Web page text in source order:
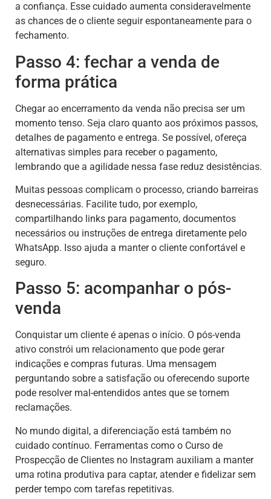
a confiança. Esse cuidado aumenta consideravelmente
as chances de o cliente seguir espontaneamente para o
fechamento.
Passo 4: fechar a venda de
forma prática
Chegar ao encerramento da venda não precisa ser um
momento tenso. Seja claro quanto aos próximos passos,
detalhes de pagamento e entrega. Se possível, ofereça
alternativas simples para receber o pagamento,
lembrando que a agilidade nessa fase reduz desistências.
Muitas pessoas complicam o processo, criando barreiras
desnecessárias. Facilite tudo, por exemplo,
compartilhando links para pagamento, documentos
necessários ou instruções de entrega diretamente pelo
WhatsApp. Isso ajuda a manter o cliente confortável e
seguro.
Passo 5: acompanhar o pós-
venda
Conquistar um cliente é apenas o início. O pós-venda
ativo constrói um relacionamento que pode gerar
indicações e compras futuras. Uma mensagem
perguntando sobre a satisfação ou oferecendo suporte
pode resolver mal-entendidos antes que se tornem
reclamações.
No mundo digital, a diferenciação está também no
cuidado contínuo. Ferramentas como o Curso de
Prospecção de Clientes no Instagram auxiliam a manter
uma rotina produtiva para captar, atender e fidelizar sem
perder tempo com tarefas repetitivas.